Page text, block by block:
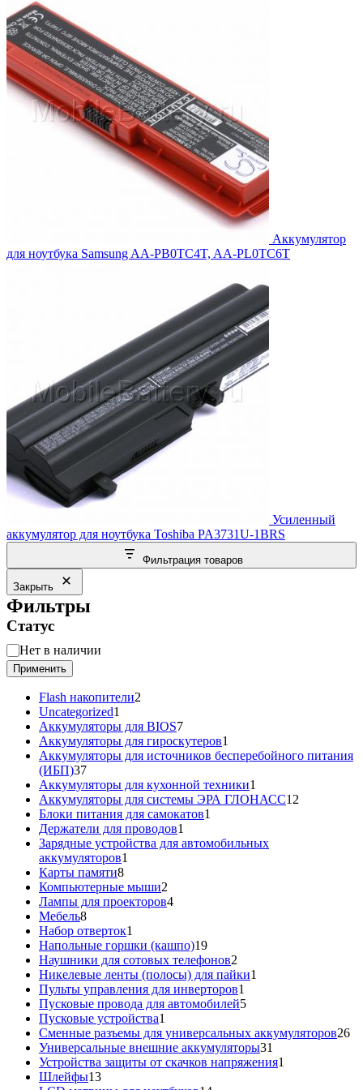
Аккумулятор
для ноутбука Samsung AA-PB0TC4T, AA-PL0TC6T
Усиленный
аккумулятор для ноутбука Toshiba PA3731U-1BRS
Фильтрация товаров
Закрыть
Фильтры
Статус
Статус
Нет в наличии
Применить
Flash накопители2
Uncategorized1
товар
Аккумуляторы для BIOS77
товаров
Аккумуляторы для гироскутеров1
товар
Аккумуляторы для источников бесперебойного питания
(ИБП)3737
товаров
Аккумуляторы для кухонной техники1
товар
Аккумуляторы для системы ЭРА ГЛОНАСС12
Блоки питания для самокатов1
Держатели для проводов1
товар
Зарядные устройства для автомобильных
аккумуляторов1
Карты памяти88
товаров
Компьютерные мыши2
товара
Лампы для проекторов44
Мебель88
товаров
Набор отверток1
товар
Напольные горшки (кашпо)1919
товаров
Наушники для сотовых телефонов2
товара
Никелевые ленты (полосы) для пайки1
Пульты управления для инверторов1
товар
Пусковые провода для автомобилей55
Пусковые устройства1
товар
Сменные разъемы для универсальных аккумуляторов2626
Универсальные внешние аккумуляторы31
товар
Устройства защиты от скачков напряжения1
Шлейфы1313